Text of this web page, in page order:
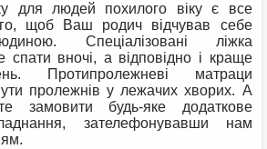
для людей похилого віку є все
щоб Ваш родич відчував себе
Спеціалізовані ліжка
спати вночі, а відповідно і краще
Протипролежневі матраци
пролежнів у лежачих хворих. А
замовити будь-яке додаткове
зателефонувавши нам